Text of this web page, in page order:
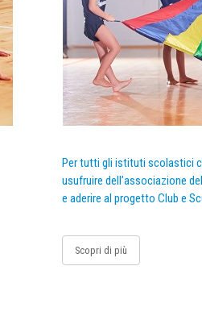
Per tutti gli istituti scolastici
usufruire dell’associazione
e aderire al progetto Club e
Scopri di più